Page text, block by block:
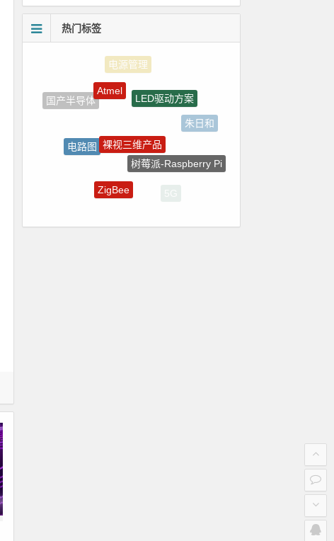
热门标签
国产半导体
朱日和
树莓派-Raspberry Pi
ZigBee